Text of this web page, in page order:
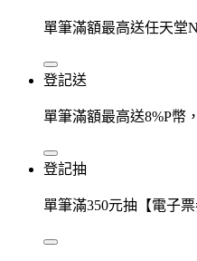
單筆滿額最高送任天堂
登記送
單筆滿額最高送8%P幣
登記抽
單筆滿350元抽【電子